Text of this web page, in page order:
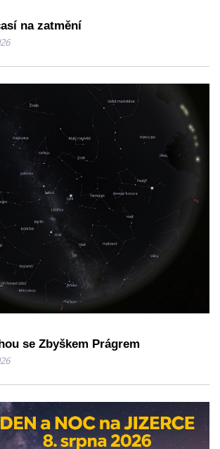
na zatmění
se Zbyškem Prágrem